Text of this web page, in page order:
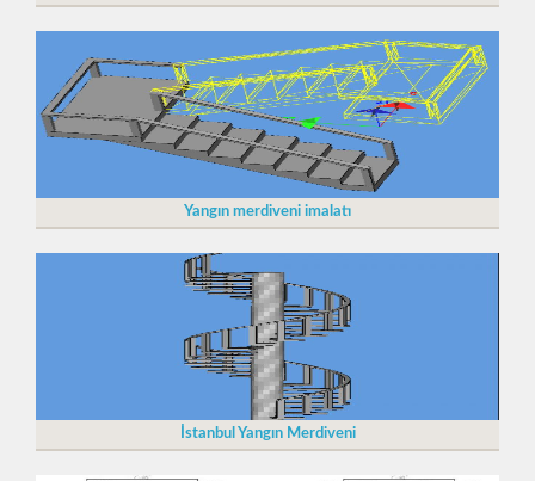
Yangın merdiveni imalatı
İstanbul Yangın Merdiveni